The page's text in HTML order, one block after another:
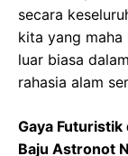
secara
kita yang maha
luar biasa
rahasia alam
Gaya Futuristik
Baju Astronot